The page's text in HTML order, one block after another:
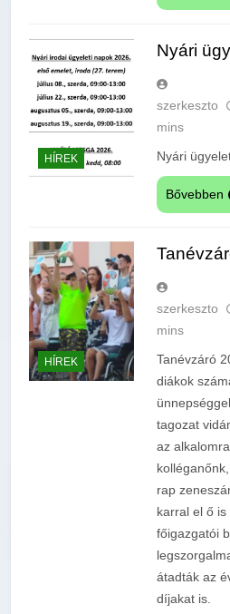
HÍREK
Nyári
szerkeszto
mins
Nyári
Bővebben
HÍREK
szerkeszto
mins
Tanévzáró
diákok
tagozat
az
rap
karral el ő
főigazgatói
átadták az
díjakat is.